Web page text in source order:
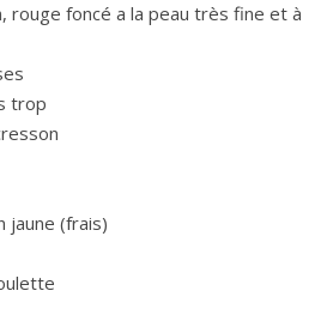
rouge foncé a la peau très fine et à
trop
jaune (frais)